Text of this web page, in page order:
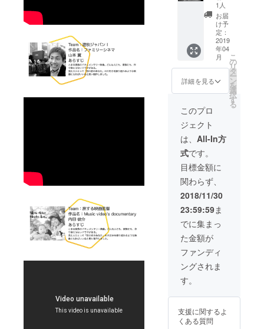
ことの
出来な
い、一
瞬。 二
人が対
峙する
時、わ
たしの
時はあ
る。 生
すべて
の人に
る、驚
嘆の15
分を体
感せ
よ！
ベント
後同じ
会場に
て/軽食
あり) ・
100回以
上のイ
ベント
を成功
させて
きた鶴
田がガ
チンコ
協催で
イベン
ト開催&
集客成
功させ
る券 金
額
50,000
円(イベ
ントに
かかる
経費別
途) ＊日
程は
2018年
12月〜
迄 要相
1人
お届
け予
定：
2019
年04
月
詳細を見る
こ
の
リ
タ
ー
ン
を
選
択
す
る
このプロ
ジェクト
は、 All-In方
式です。
目標金額に
関わらず、
2018/11/30
23:59:59ま
でに集まっ
た金額が
ファンディ
ングされま
す。
支援に関するよ
くある質問